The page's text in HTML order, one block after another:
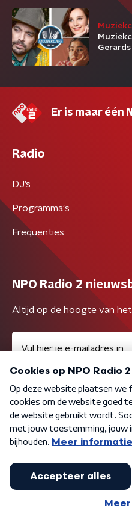
Gerards
Er is maar één
Radio
DJ’s
Programma's
Frequenties
NPO Radio 2
Altijd op de hoogte van
Algemene voorwaarden